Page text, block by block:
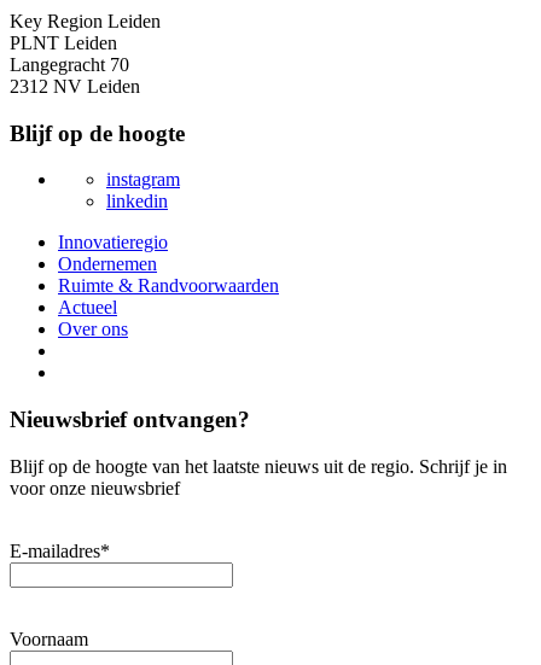
Key Region Leiden
PLNT Leiden
Langegracht 70
2312 NV Leiden
Blijf op de hoogte
instagram
linkedin
Innovatieregio
Ondernemen
Ruimte & Randvoorwaarden
Actueel
Over ons
Nieuwsbrief ontvangen?
Blijf op de hoogte van het laatste nieuws uit de regio. Schrijf je in
voor onze nieuwsbrief
E-mailadres*
Voornaam